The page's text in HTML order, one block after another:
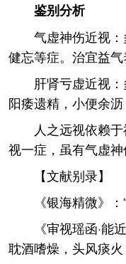
鉴别分析
气虚神伤近视
健忘等症。治宜益气
肝肾亏虚近视
阳痿遗精，小便余
人之远视依赖
视一症，虽有气虚
【文献别录】
《银海精微》
《审视瑶函·
耽酒嗜燥，头风痰